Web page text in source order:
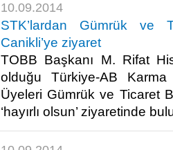
10.09.2014
STK’lardan Gümrük ve
Canikli’ye ziyaret
TOBB Başkanı M. Rifat
olduğu Türkiye-AB
Üyeleri Gümrük ve Ticaret
‘hayırlı olsun’ ziyaretinde